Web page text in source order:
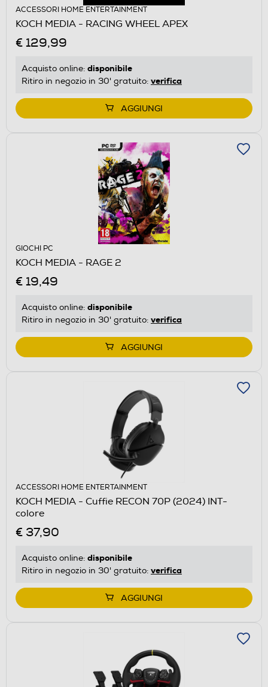
ACCESSORI HOME ENTERTAINMENT
KOCH MEDIA - RACING WHEEL APEX
€ 129,99
Acquisto online: disponibile
Ritiro in negozio in 30' gratuito: verifica
AGGIUNGI
GIOCHI PC
KOCH MEDIA - RAGE 2
€ 19,49
Acquisto online: disponibile
Ritiro in negozio in 30' gratuito: verifica
AGGIUNGI
ACCESSORI HOME ENTERTAINMENT
KOCH MEDIA - Cuffie RECON 70P (2024) INT-
colore
€ 37,90
Acquisto online: disponibile
Ritiro in negozio in 30' gratuito: verifica
AGGIUNGI